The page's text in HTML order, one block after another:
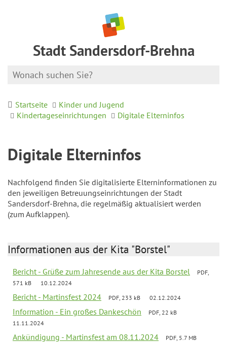
Stadt Sandersdorf-Brehna
Startseite
Kinder und Jugend
Kindertageseinrichtungen
Digitale Elterninfos
Digitale Elterninfos
Nachfolgend finden Sie digitalisierte Elterninformationen zu
den jeweiligen Betreuungseinrichtungen der Stadt
Sandersdorf-Brehna, die regelmäßig aktualisiert werden
(zum Aufklappen).
Informationen aus der Kita "Borstel"
Bericht - Grüße zum Jahresende aus der Kita Borstel
PDF,
571 kB
10.12.2024
Bericht - Martinsfest 2024 PDF, 233 kB 02.12.2024
Information - Ein großes Dankeschön
PDF, 22 kB
11.11.2024
Ankündigung - Martinsfest am 08.11.2024
PDF, 5.7 MB